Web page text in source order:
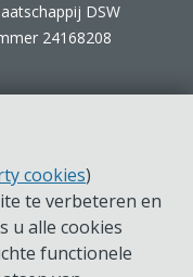
cookies)
te verbeteren en
u alle cookies
functionele
DSW
24168208